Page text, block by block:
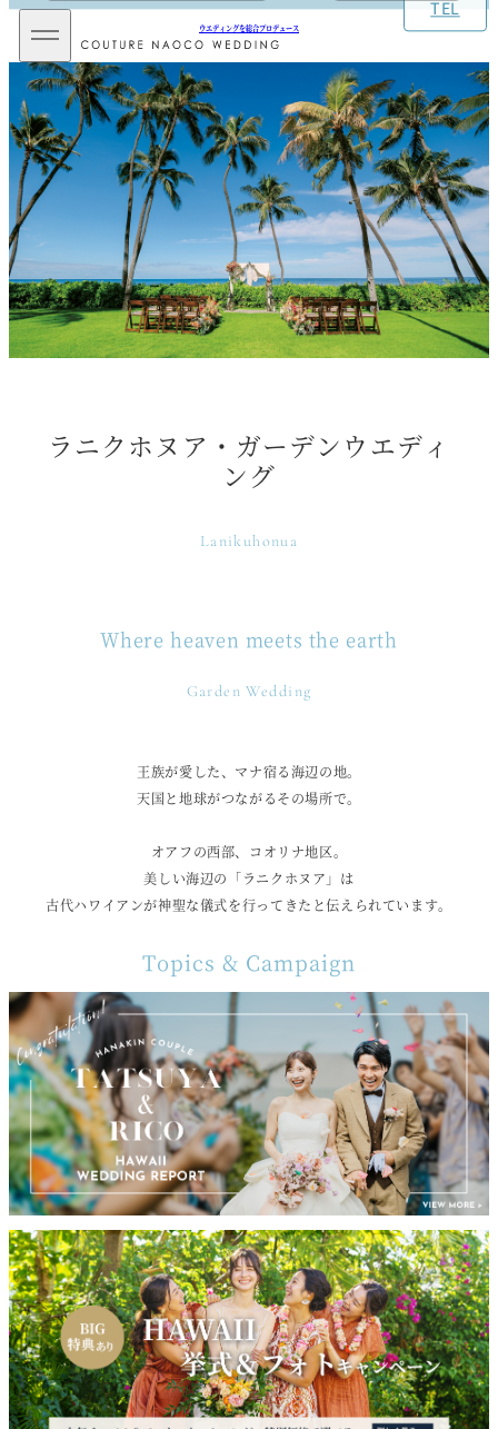
ウエディングを総合プロデュース
TEL
イ
ン
メ
ニ
ュ
ー
を
閉
ラニクホヌア・ガーデンウエディ
ング
Lanikuhonua
Where heaven meets the earth
Garden Wedding
王族が愛した、マナ宿る海辺の地。
天国と地球がつながるその場所で。
オアフの西部、コオリナ地区。
美しい海辺の「ラニクホヌア」は
古代ハワイアンが神聖な儀式を行ってきたと伝えられています。
Topics & Campaign